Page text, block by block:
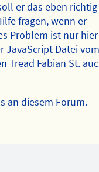
er das eben richtig
fragen, wenn er
Problem ist nur hier
JavaScript Datei
Tread Fabian St.
an diesem Forum.